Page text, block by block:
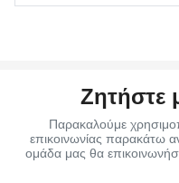
cm and the size of Jesus is
Ζητήστε
Παρακαλούμε
επικοινωνίας παρακάτω
ομάδα μας θα